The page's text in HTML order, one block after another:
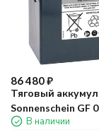
86 480₽
Тяговый
Sonnenschein GF
(240Ач, GEL)
В наличии